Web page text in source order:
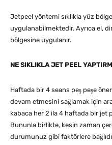
Jetpeel yöntemi sıklıkla yüz
uygulanabilmektedir. Ayrıca el,
bölgesine uygulanır.
NE SIKLIKLA JET PEEL
Haftada bir 4 seans peş peşe
devam etmesini sağlamak için
kabaca her 2 ila 4 haftada bir jet
Bununla birlikte, kesin zaman
durumunuz gibi faktörlere